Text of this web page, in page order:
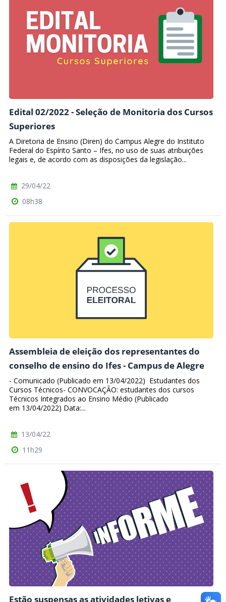
Edital 02/2022 - Seleção de Monitoria dos Cursos
Superiores
A Diretoria de Ensino (Diren) do Campus Alegre do Instituto
Federal do Espírito Santo – Ifes, no uso de suas atribuições
legais e, de acordo com as disposições da legislação...
29/04/22
08h38
Assembleia de eleição dos representantes do
conselho de ensino do Ifes - Campus de Alegre
- Comunicado (Publicado em 13/04/2022) Estudantes dos
Cursos Técnicos- CONVOCAÇÃO: estudantes dos cursos
Técnicos Integrados ao Ensino Médio (Publicado
em 13/04/2022) Data:...
13/04/22
11h29
Estão suspensas as atividades letivas e